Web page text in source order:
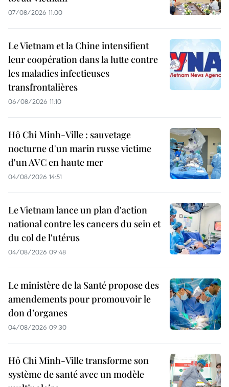
07/08/2026 11:00
Le Vietnam et la Chine intensifient
leur coopération dans la lutte contre
les maladies infectieuses
transfrontalières
06/08/2026 11:10
Hô Chi Minh-Ville : sauvetage
nocturne d'un marin russe victime
d'un AVC en haute mer
04/08/2026 14:51
Le Vietnam lance un plan d'action
national contre les cancers du sein et
du col de l'utérus
04/08/2026 09:48
Le ministère de la Santé propose des
amendements pour promouvoir le
don d’organes
04/08/2026 09:30
Hô Chi Minh-Ville transforme son
système de santé avec un modèle